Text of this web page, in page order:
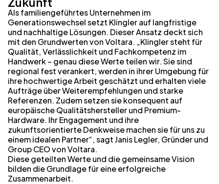
Als familiengeführtes Unternehmen im
Generationswechsel setzt Klingler auf langfristige
und nachhaltige Lösungen. Dieser Ansatz deckt sich
mit den Grundwerten von Voltara. „Klingler steht für
Qualität, Verlässlichkeit und Fachkompetenz im
Handwerk – genau diese Werte teilen wir. Sie sind
regional fest verankert, werden in ihrer Umgebung für
ihre hochwertige Arbeit geschätzt und erhalten viele
Aufträge über Weiterempfehlungen und starke
Referenzen. Zudem setzen sie konsequent auf
europäische Qualitätshersteller und Premium-
Hardware. Ihr Engagement und ihre
zukunftsorientierte Denkweise machen sie für uns zu
einem idealen Partner“, sagt Janis Legler, Gründer und
Group CEO von Voltara.
Diese geteilten Werte und die gemeinsame Vision
bilden die Grundlage für eine erfolgreiche
Zusammenarbeit.